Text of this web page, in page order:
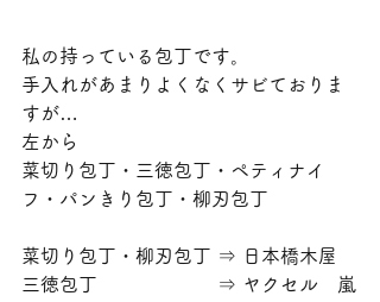
私の持っている包丁です。
手入れがあまりよくなくサビておりま
すが…
左から
菜切り包丁・三徳包丁・ペティナイ
フ・パンきり包丁・柳刃包丁
菜切り包丁・柳刃包丁 ⇒ 日本橋木屋
三徳包丁　　　　　　 ⇒ ヤクセル　嵐